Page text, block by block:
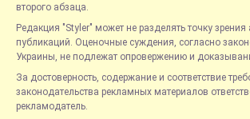
второго абзаца.
Редакция "Styler" может не разделять точку зрения
публикаций. Оценочные суждения, согласно
Украины, не подлежат опровержению и
За достоверность, содержание и соответствие
законодательства рекламных материалов
рекламодатель.